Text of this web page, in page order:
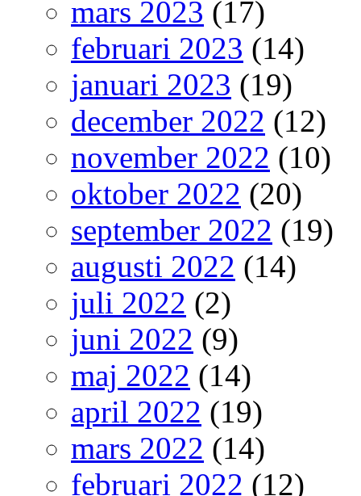
mars 2023 (17)
februari 2023 (14)
januari 2023 (19)
december 2022 (12)
november 2022 (10)
oktober 2022 (20)
september 2022 (19)
augusti 2022 (14)
juli 2022 (2)
juni 2022 (9)
maj 2022 (14)
april 2022 (19)
mars 2022 (14)
februari 2022 (12)